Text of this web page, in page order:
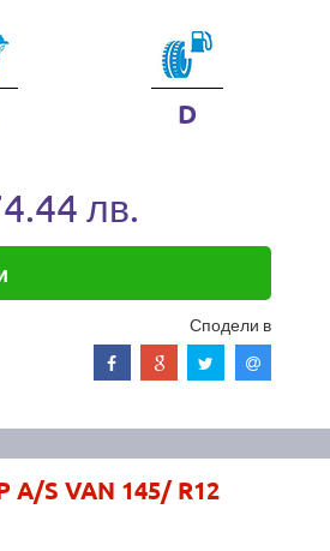
D
лв.
Сподели в
A/S VAN 145/ R12